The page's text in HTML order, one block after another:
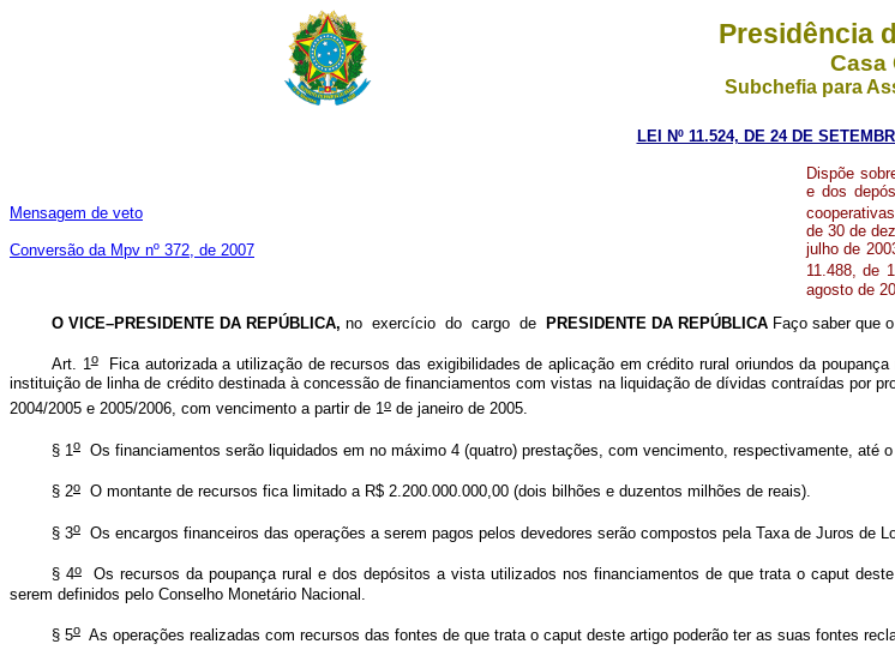
Presidência
Casa
Subchefia para
LEI Nº 11.524, DE 24 DE
Mensagem de veto
Conversão da Mpv nº 372, de 2007
Dispõe
e dos
de 30 de
julho de
11.488, de
agosto de
O VICE–PRESIDENTE DA REPÚBLICA, no exercício do cargo de PRESIDENTE DA REPÚBLICA Faço saber que
Art. 1oFica autorizada a utilização de recursos das exigibilidades de aplicação em crédito rural oriundos da
instituição de linha de crédito destinada à concessão de financiamentos com vistas na liquidação de dívidas contraídas por
2004/2005 e 2005/2006, com vencimento a partir de 1o de janeiro de 2005.
§ 1o Os financiamentos serão liquidados em no máximo 4 (quatro) prestações, com vencimento, respectivamente, até
§ 2o O montante de recursos fica limitado a R$ 2.200.000.000,00 (dois bilhões e duzentos milhões de reais).
§ 3o Os encargos financeiros das operações a serem pagos pelos devedores serão compostos pela Taxa de Juros de
§ 4o Os recursos da poupança rural e dos depósitos a vista utilizados nos financiamentos de que trata o caput
serem definidos pelo Conselho Monetário Nacional.
§ 5o As operações realizadas com recursos das fontes de que trata o caput deste artigo poderão ter as suas fontes